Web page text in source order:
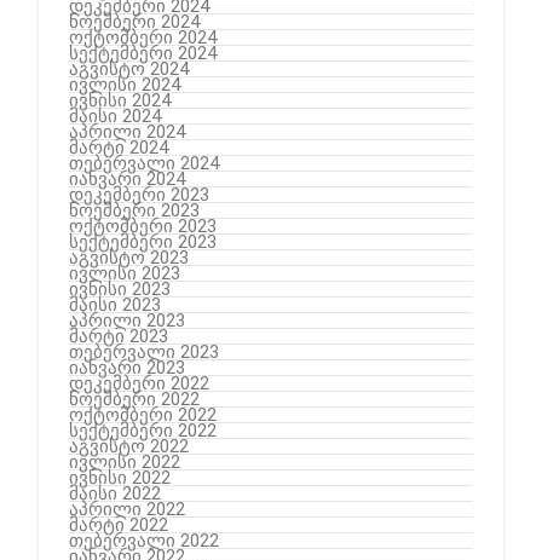
დეკემბერი 2024
ნოემბერი 2024
ოქტომბერი 2024
სექტემბერი 2024
აგვისტო 2024
ივლისი 2024
ივნისი 2024
მაისი 2024
აპრილი 2024
მარტი 2024
თებერვალი 2024
იანვარი 2024
დეკემბერი 2023
ნოემბერი 2023
ოქტომბერი 2023
სექტემბერი 2023
აგვისტო 2023
ივლისი 2023
ივნისი 2023
მაისი 2023
აპრილი 2023
მარტი 2023
თებერვალი 2023
იანვარი 2023
დეკემბერი 2022
ნოემბერი 2022
ოქტომბერი 2022
სექტემბერი 2022
აგვისტო 2022
ივლისი 2022
ივნისი 2022
მაისი 2022
აპრილი 2022
მარტი 2022
თებერვალი 2022